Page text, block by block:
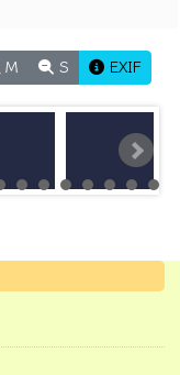
M S EXIF